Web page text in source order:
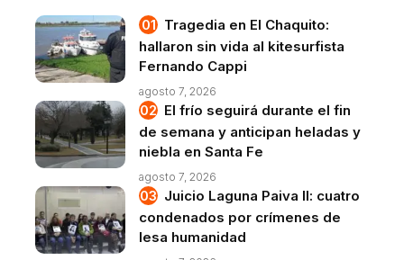
Tragedia en El Chaquito:
hallaron sin vida al kitesurfista
Fernando Cappi
agosto 7, 2026
El frío seguirá durante el fin
de semana y anticipan heladas y
niebla en Santa Fe
agosto 7, 2026
Juicio Laguna Paiva II: cuatro
condenados por crímenes de
lesa humanidad